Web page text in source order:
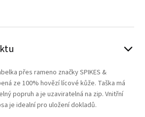
přes rameno značky SPIKES &
ze 100% hovězí lícové kůže. Taška má
popruh a je uzaviratelná na zip. Vnitřní
je idealní pro uložení dokladů.